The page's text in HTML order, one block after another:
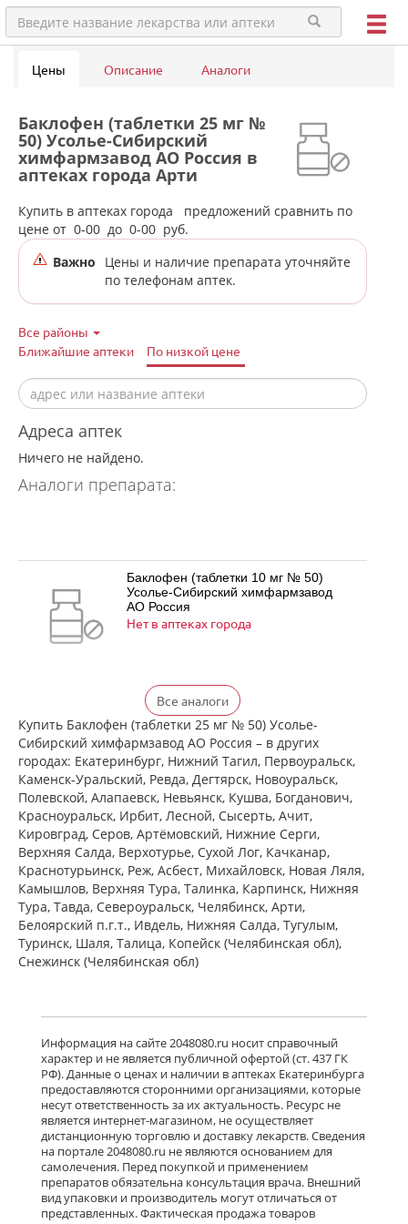
Цены Описание Аналоги
Баклофен (таблетки 25 мг №
50) Усолье-Сибирский
химфармзавод АО Россия в
аптеках города Арти
Купить в аптеках города
предложений сравнить по
цене от 0-00 до 0-00 руб.
Важно
Цены и наличие препарата уточняйте
по телефонам аптек.
Все районы
Ближайшие аптеки
По низкой цене
Адреса аптек
Ничего не найдено.
Аналоги препарата:
Баклофен (таблетки 10 мг № 50)
Усолье-Сибирский химфармзавод
АО Россия
Нет в аптеках города
Баклофен (таблетки 25 мг № 50)
Усолье-Сибирский химфармзавод
АО Россия
Нет в аптеках города
Баклосан (таблетки 10 мг № 50 банка
ПЭ) Фармацевтический завод
Польфарма АО Польша
Нет в аптеках города
Баклосан (таблетки 25 мг № 50 банка
ПЭ) Фармацевтический завод
Польфарма АО Польша
Нет в аптеках города
Лиорезал Интратекальный (раствор
для интратекального введения 0,05
мг/мл 1 мл № 5 амп. ) Новартис
Фарма Штейн АГ Швейцария
Нет в аптеках города
достигнут конец страницы
Все аналоги
Купить Баклофен (таблетки 25 мг № 50) Усолье-
Сибирский химфармзавод АО Россия – в других
городах: Екатеринбург, Нижний Тагил, Первоуральск,
Каменск-Уральский, Ревда, Дегтярск, Новоуральск,
Полевской, Алапаевск, Невьянск, Кушва, Богданович,
Красноуральск, Ирбит, Лесной, Сысерть, Ачит,
Кировград, Серов, Артёмовский, Нижние Cерги,
Верхняя Салда, Верхотурье, Сухой Лог, Качканар,
Краснотурьинск, Реж, Асбест, Михайловск, Новая Ляля,
Камышлов, Верхняя Тура, Талинка, Карпинск, Нижняя
Тура, Тавда, Североуральск, Челябинск, Арти,
Белоярский п.г.т., Ивдель, Нижняя Салда, Тугулым,
Туринск, Шаля, Талица, Копейск (Челябинская обл),
Снежинск (Челябинская обл)
Информация на сайте 2048080.ru носит справочный
характер и не является публичной офертой (ст. 437 ГК
РФ). Данные о ценах и наличии в аптеках Екатеринбурга
предоставляются сторонними организациями, которые
несут ответственность за их актуальность. Ресурс не
является интернет-магазином, не осуществляет
дистанционную торговлю и доставку лекарств. Сведения
на портале 2048080.ru не являются основанием для
самолечения. Перед покупкой и применением
препаратов обязательна консультация врача. Внешний
вид упаковки и производитель могут отличаться от
представленных. Фактическая продажа товаров